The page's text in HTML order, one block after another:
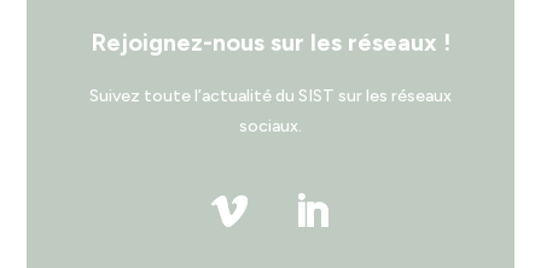
Rejoignez-nous sur les réseaux !
Suivez toute l’actualité du SIST sur les réseaux
sociaux.